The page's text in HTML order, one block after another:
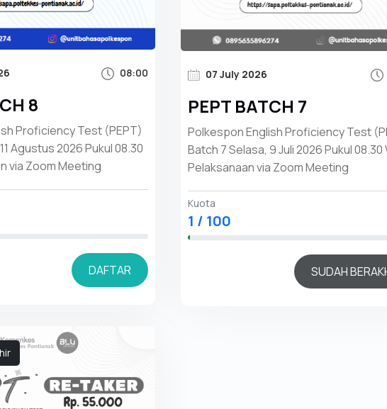
08:00
8
Proficiency Test (PEPT)
Agustus 2026 Pukul 08.30
via Zoom Meeting
DAFTAR
07 July 2026
PEPT BATCH 7
Polkespon English Proficiency Test
Batch 7 Selasa, 9 Juli 2026 Pukul 08.30
Pelaksanaan via Zoom Meeting
Kuota
1 / 100
SUDAH